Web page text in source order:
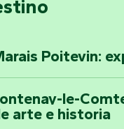
Poitevin:
le-
arte e historia
Mervent